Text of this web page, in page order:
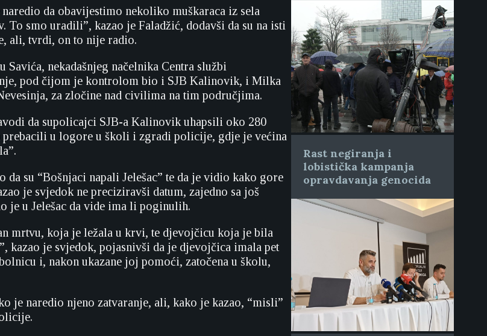
da obavijestimo nekoliko muškaraca iz sela
To smo uradili”, kazao je Faladžić, dodavši da su na isti
ali, tvrdi, on to nije radio.
nekadašnjeg načelnika Centra službi
pod čijom je kontrolom bio i SJB Kalinovik, i Milka
za zločine nad civilima na tim područjima.
da supolicajci SJB-a Kalinovik uhapsili oko 280
prebacili u logore u školi i zgradi policije, gdje je većina
da su “Bošnjaci napali Jelešac” te da je vidio kako gore
je svjedok ne preciziravši datum, zajedno sa još
je u Jelešac da vide ima li poginulih.
mrtvu, koja je ležala u krvi, te djevojčicu koja je bila
kazao je svjedok, pojasnivši da je djevojčica imala pet
i, nakon ukazane joj pomoći, zatočena u školu,
je naredio njeno zatvaranje, ali, kako je kazao, “misli”
Rast negiranja i
lobistička kampanja
opravdavanja genocida